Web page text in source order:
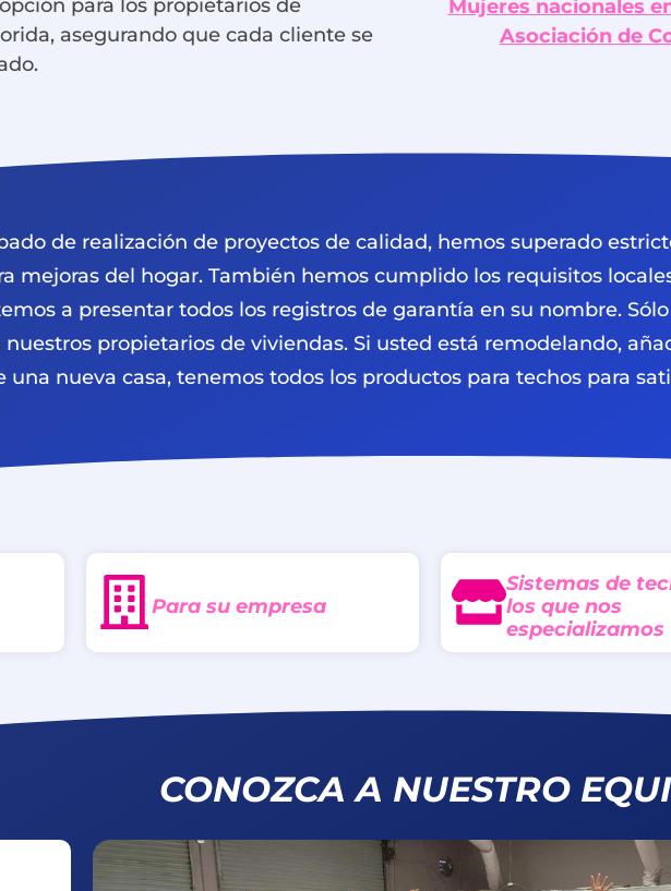
para los propietarios de
asegurando que cada cliente se
Mujeres nacionales
Asociación de
de realización de proyectos de calidad, hemos superado
mejoras del hogar. También hemos cumplido los requisitos
a presentar todos los registros de garantía en su nombre.
propietarios de viviendas. Si usted está remodelando,
una nueva casa, tenemos todos los productos para techos para
Para su empresa
Sistemas de
los que nos
especializamos
CONOZCA A NUESTRO